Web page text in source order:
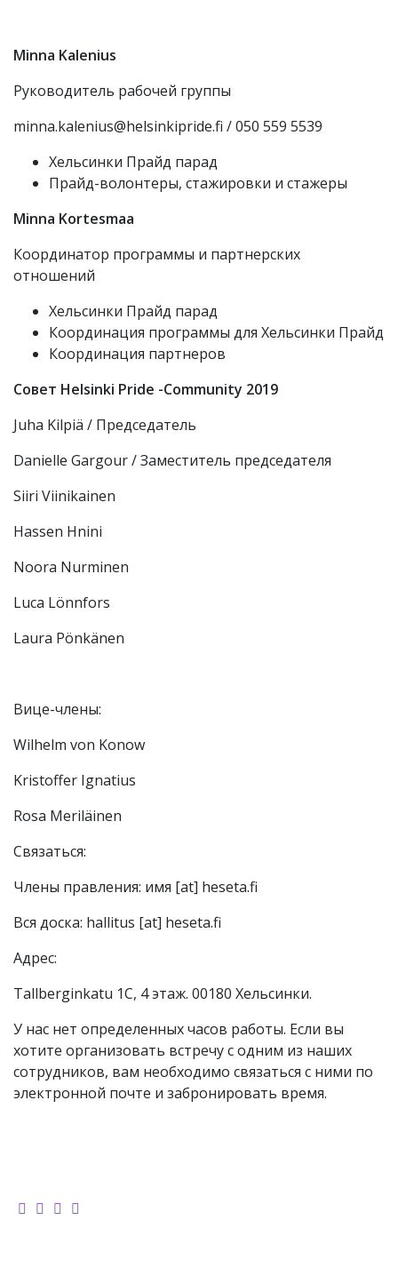
Minna Kalenius
Руководитель рабочей группы
minna.kalenius@helsinkipride.fi / 050 559 5539
Хельсинки Прайд парад
Прайд-волонтеры, стажировки и стажеры
Minna Kortesmaa
Координатор программы и партнерских
отношений
Хельсинки Прайд парад
Координация программы для Хельсинки Прайд
Координация партнеров
Совет Helsinki Pride -Community 2019
Juha Kilpiä / Председатель
Danielle Gargour / Заместитель председателя
Siiri Viinikainen
Hassen Hnini
Noora Nurminen
Luca Lönnfors
Laura Pönkänen
Вице-члены:
Wilhelm von Konow
Kristoffer Ignatius
Rosa Meriläinen
Связаться:
Члены правления: имя [at] heseta.fi
Вся доска: hallitus [at] heseta.fi
Адрес:
Tallberginkatu 1С, 4 этаж. 00180 Хельсинки.
У нас нет определенных часов работы. Если вы
хотите организовать встречу с одним из наших
сотрудников, вам необходимо связаться с ними по
электронной почте и забронировать время.